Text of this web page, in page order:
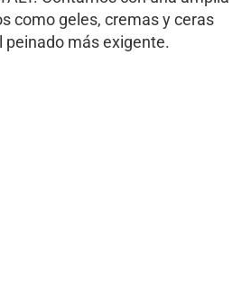
como geles, cremas y ceras
peinado más exigente.